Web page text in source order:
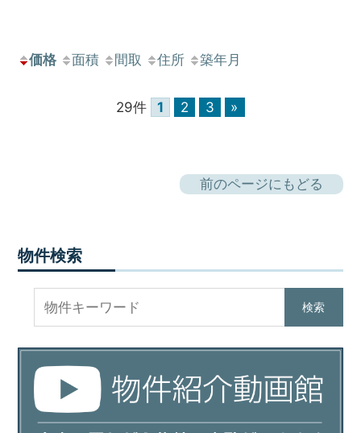
価格 面積 間取 住所 築年月
29件 1 2 3 »
前のページにもどる
物件検索